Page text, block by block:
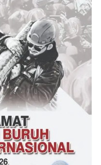
dari merawat hal-hal
pola hidup yang sehat,
mu pada tubuh dan
pola hidup yang
positif untuk kehidupan.
mu dengan
layanan kesehatan